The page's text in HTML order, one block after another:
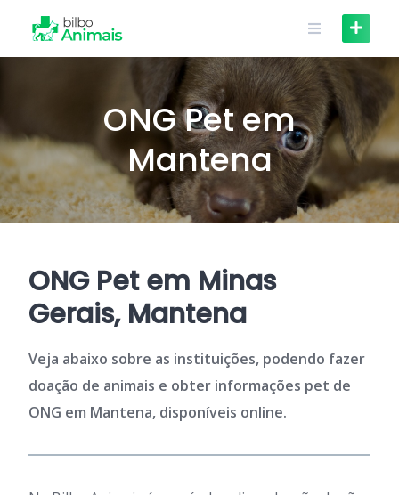
content
ONG Pet em
Mantena
ONG Pet em Minas
Gerais, Mantena
Veja abaixo sobre as instituições, podendo fazer
doação de animais e obter informações pet de
ONG em Mantena, disponíveis online.